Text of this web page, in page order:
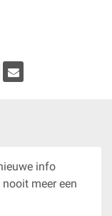
info
meer een